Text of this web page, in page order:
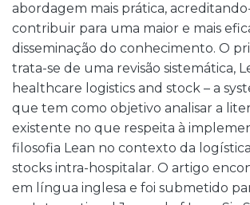
abordagem mais prática,
contribuir para uma maior e mais
disseminação do conhecimento. O
trata-se de uma revisão sistemática,
healthcare logistics and stock – a
que tem como objetivo analisar a
existente no que respeita à
filosofia Lean no contexto da
stocks intra-hospitalar. O artigo
em língua inglesa e foi submetido